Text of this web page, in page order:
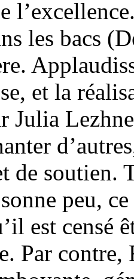
les bacs
et la
Julia
de soutien.
peu,
est censé
Par contre,